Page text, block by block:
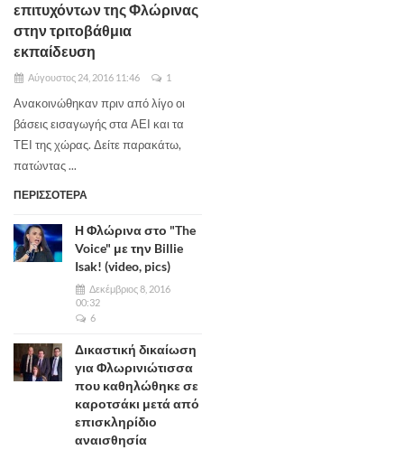
επιτυχόντων της Φλώρινας
στην τριτοβάθμια
εκπαίδευση
Αύγουστος 24, 2016 11:46 1
Ανακοινώθηκαν πριν από λίγο οι
βάσεις εισαγωγής στα ΑΕΙ και τα
ΤΕΙ της χώρας. Δείτε παρακάτω,
πατώντας ...
ΠΕΡΙΣΣΟΤΕΡΑ
Η Φλώρινα στο "The
Voice" με την Billie
Isak! (video, pics)
Δεκέμβριος 8, 2016
00:32
6
Δικαστική δικαίωση
για Φλωρινιώτισσα
που καθηλώθηκε σε
καροτσάκι μετά από
επισκληρίδιο
αναισθησία